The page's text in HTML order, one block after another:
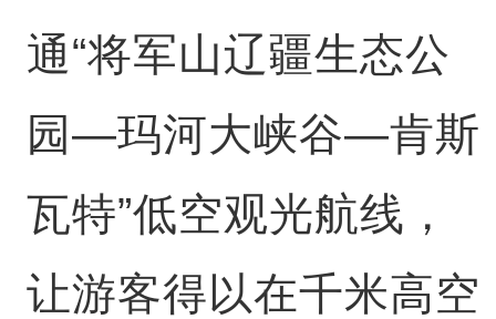
通“将军山辽疆生态公
园—玛河大峡谷—肯斯
瓦特”低空观光航线，
让游客得以在千米高空